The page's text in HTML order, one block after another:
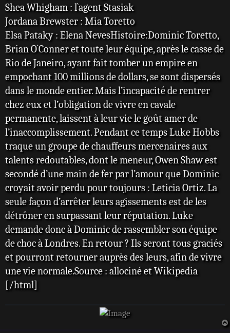
Shea Whigham : l`agent Stasiak
Jordana Brewster : Mia Toretto
Elsa Pataky : Elena NevesHistoire:Dominic Toretto,
Brian O`Conner et toute leur équipe, après le casse de
Rio de Janeiro, ayant fait tomber un empire en
empochant 100 millions de dollars, se sont dispersés
dans le monde entier. Mais l’incapacité de rentrer
chez eux et l’obligation de vivre en cavale
permanente, laissent à leur vie le goût amer de
l’inaccomplissement. Pendant ce temps Luke Hobbs
traque un groupe de chauffeurs mercenaires aux
talents redoutables, dont le meneur, Owen Shaw est
secondé d’une main de fer par l’amour que Dominic
croyait avoir perdu pour toujours : Leticia Ortiz. La
seule façon d’arrêter leurs agissements est de les
détrôner en surpassant leur réputation. Luke
demande donc à Dominic de rassembler son équipe
de choc à Londres. En retour ? Ils seront tous graciés
et pourront retourner auprès des leurs, afin de vivre
une vie normale.Source : allociné et Wikipedia
[/html]